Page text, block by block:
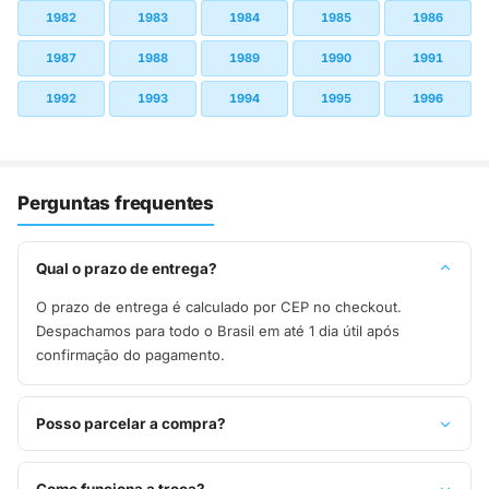
1982 1983 1984 1985 1986
1987 1988 1989 1990 1991
1992 1993 1994 1995 1996
Perguntas frequentes
Qual o prazo de entrega?
O prazo de entrega é calculado por CEP no checkout.
Despachamos para todo o Brasil em até 1 dia útil após
confirmação do pagamento.
Posso parcelar a compra?
Sim, parcelamos em até 10x sem juros no cartão de crédito,
ou pague à vista no Pix com 8% de desconto.